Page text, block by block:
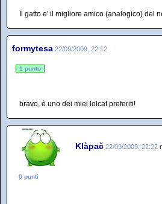
Il gatto e' il migliore amico (analogico) del
formytesa 22/09/2009, 22:12
1 punto
bravo, è uno dei miei lolcat preferiti!
Klàpač 22/09/2009, 22:22
0 punti